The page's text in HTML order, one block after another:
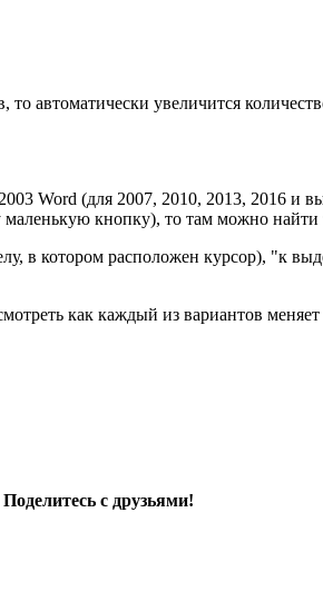
автоматически увеличится
Word (для 2007, 2010, 2013, 2016 и
кнопку), то там можно
в котором расположен курсор), "к
как каждый из вариантов
с друзьями!